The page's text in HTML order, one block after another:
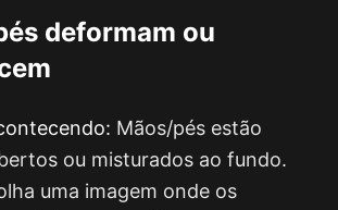
deformam ou
Mãos/pés estão
ou misturados ao fundo.
uma imagem onde os